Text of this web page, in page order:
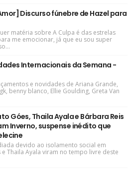
Discurso fúnebre de Hazel para
matéria sobre A Culpa é das estrelas
me emocionar, já que eu sou super
Internacionais da Semana -
e novidades de Ariana Grande,
benny blanco, Ellie Goulding, Greta Van
Góes, Thaila Ayala e Bárbara Reis
Inverno, suspense inédito que
devido ao isolamento social em
Thaila Ayala viram no tempo livre deste